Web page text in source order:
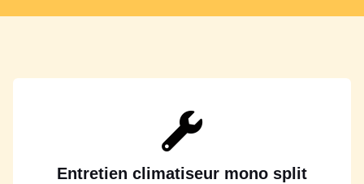
Entretien climatiseur mono split